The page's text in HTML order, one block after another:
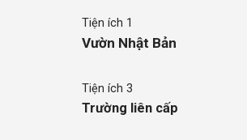
Tiện ích 1
Vườn Nhật Bản
Tiện ích 3
Trường liên cấp